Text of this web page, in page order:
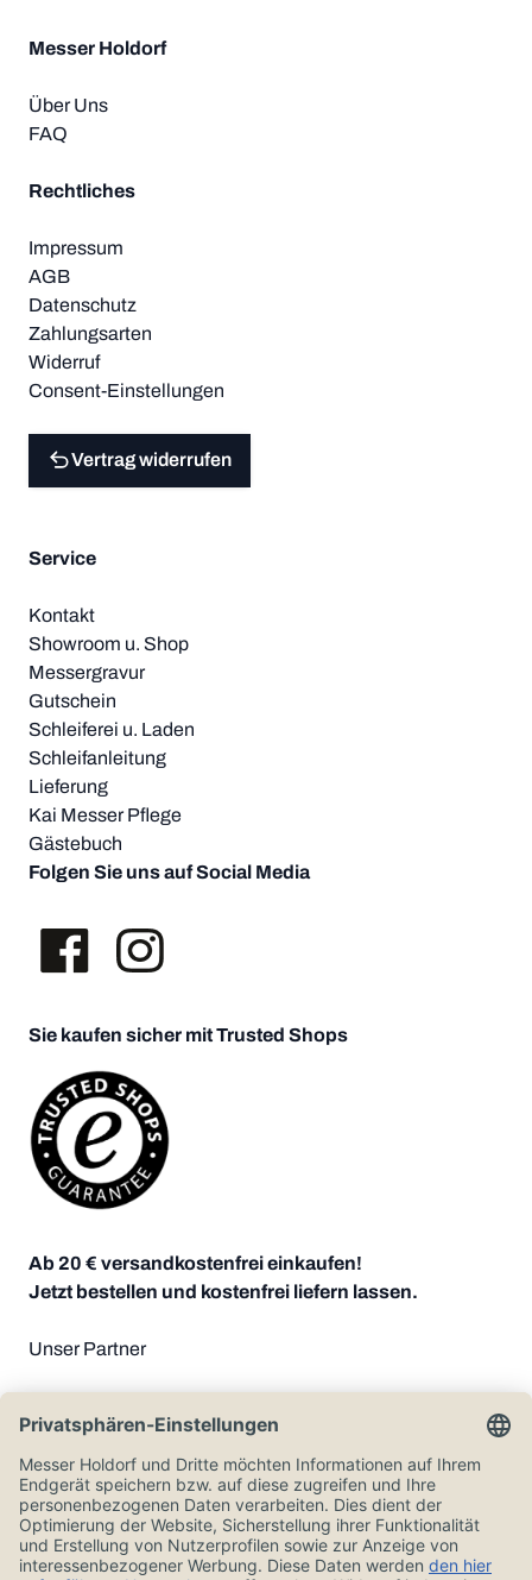
Messer Holdorf
Über Uns
FAQ
Rechtliches
Impressum
AGB
Datenschutz
Zahlungsarten
Widerruf
Consent-Einstellungen
Vertrag widerrufen
Service
Kontakt
Showroom u. Shop
Messergravur
Gutschein
Schleiferei u. Laden
Schleifanleitung
Lieferung
Kai Messer Pflege
Gästebuch
Folgen Sie uns auf Social Media
Sie kaufen sicher mit Trusted Shops
Ab 20 € versandkostenfrei einkaufen!
Jetzt bestellen und kostenfrei liefern lassen.
Unser Partner
Zahlungsoptionen